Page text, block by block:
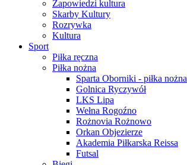
Zapowiedzi kultura
Skarby Kultury
Rozrywka
Kultura
Sport
Piłka ręczna
Piłka nożna
Sparta Oborniki - piłka nożna
Golnica Ryczywół
LKS Lipa
Wełna Rogoźno
Rożnovia Rożnowo
Orkan Objezierze
Akademia Piłkarska Reissa
Futsal